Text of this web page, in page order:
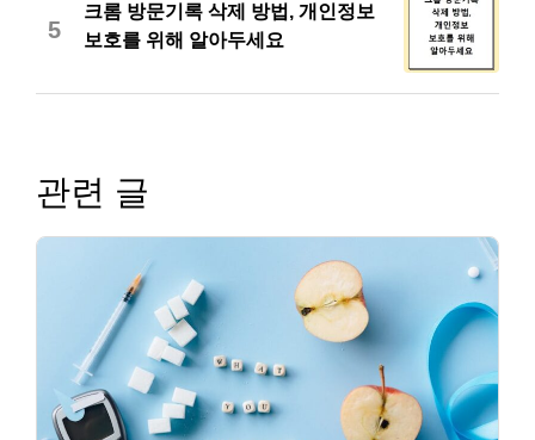
5
크롬 방문기록 삭제 방법, 개인정보
보호를 위해 알아두세요
관련 글